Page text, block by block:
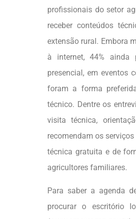
profissionais do setor
receber conteúdos
extensão rural. Embora
à internet, 44% ainda
presencial, em eventos
foram a forma
técnico. Dentre os
visita técnica,
recomendam os
técnica gratuita e de
agricultores familiares.
Para saber a agenda
procurar o escritório